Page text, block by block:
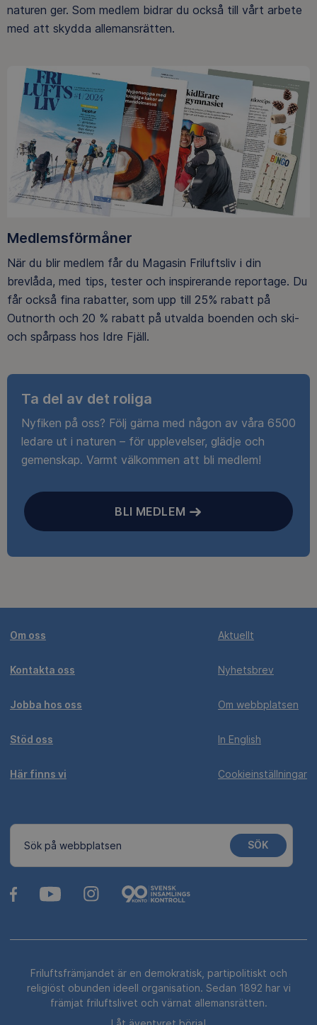
naturen ger. Som medlem bidrar du också till vårt arbete
med att skydda allemansrätten.
Medlemsförmåner
När du blir medlem får du Magasin Friluftsliv i din
brevlåda, med tips, tester och inspirerande reportage. Du
får också fina rabatter, som upp till 25% rabatt på
Outnorth och 20 % rabatt på utvalda boenden och ski-
och spårpass hos Idre Fjäll.
Ta del av det roliga
Nyfiken på oss? Följ gärna med någon av våra 6500
ledare ut i naturen – för upplevelser, glädje och
gemenskap. Varmt välkommen att bli medlem!
BLI MEDLEM
Om oss
Kontakta oss
Jobba hos oss
Stöd oss
Här finns vi
Aktuellt
Nyhetsbrev
Om webbplatsen
In English
Cookieinställningar
Sök på webbplatsen SÖK
Friluftsfrämjandet är en demokratisk, partipolitiskt och
religiöst obunden ideell organisation. Sedan 1892 har vi
främjat friluftslivet och värnat allemansrätten.